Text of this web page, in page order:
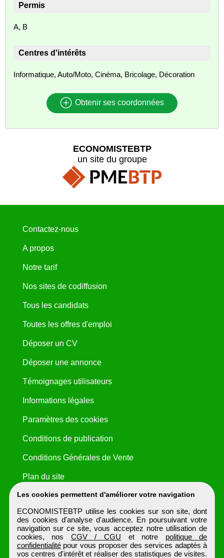
Permis
A, B
Centres d'intérêts
Informatique, Auto/Moto, Cinéma, Bricolage, Décoration
Obtenir ses coordonnées
Les cookies permettent d'améliorer votre navigation
ECONOMISTEBTP utilise les cookies sur son site, dont
des cookies d'analyse d'audience. En poursuivant votre
navigation sur ce site, vous acceptez notre utilisation de
cookies, nos CGV / CGU et notre politique de
confidentialitépour vous proposer des services adaptés à
vos centres d'intérêt et réaliser des statistiques de visites.
ECONOMISTEBTP
un site du groupe
Contactez-nous
A propos
Notre tarif
Nos sites de codiffusion
Tous les candidats
Toutes les offres d'emploi
Déposer un CV
Déposer une annonce
Témoignages utilisateurs
Informations légales
Paramètres des cookies
Conditions de publication
Conditions Générales de Vente
Plan du site